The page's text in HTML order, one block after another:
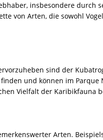
insbesondere durch
von Arten, die sowohl
sind der
und können im
Vielfalt der Karibikfauna
Arten.